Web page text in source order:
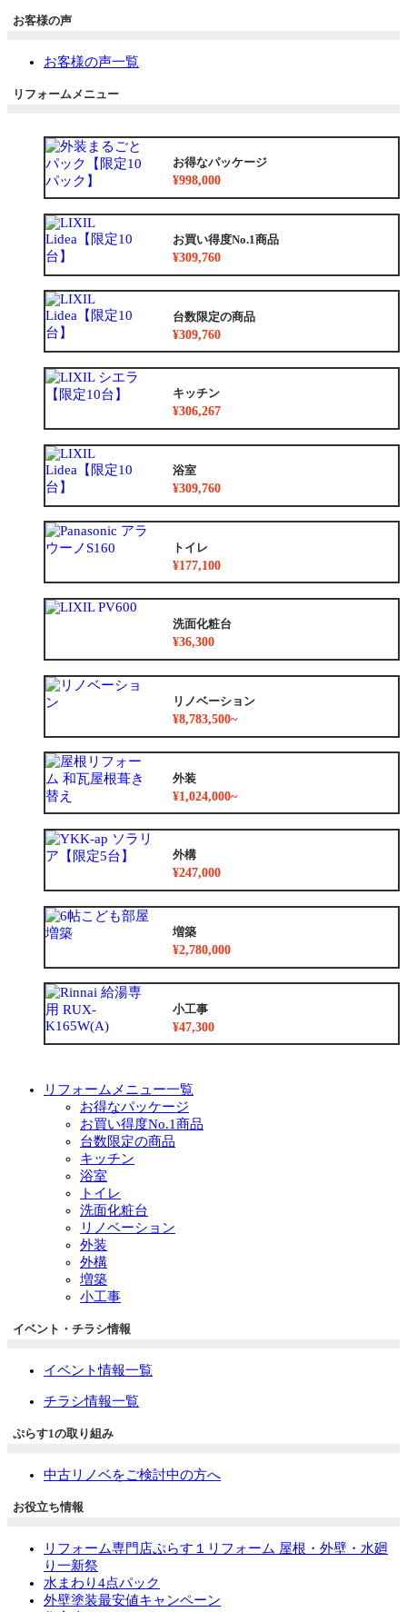
お客様の声
お客様の声一覧
リフォームメニュー
お得なパッケージ
¥998,000
お買い得度No.1商品
¥309,760
台数限定の商品
¥309,760
キッチン
¥306,267
浴室
¥309,760
トイレ
¥177,100
洗面化粧台
¥36,300
リノベーション
¥8,783,500~
外装
¥1,024,000~
外構
¥247,000
増築
¥2,780,000
小工事
¥47,300
リフォームメニュー一覧
お得なパッケージ
お買い得度No.1商品
台数限定の商品
キッチン
浴室
トイレ
洗面化粧台
リノベーション
外装
外構
増築
小工事
イベント・チラシ情報
イベント情報一覧
チラシ情報一覧
ぷらす1の取り組み
中古リノベをご検討中の方へ
お役立ち情報
リフォーム専門店ぷらす１リフォーム 屋根・外壁・水廻
り一新祭
水まわり4点パック
外壁塗装最安値キャンペーン